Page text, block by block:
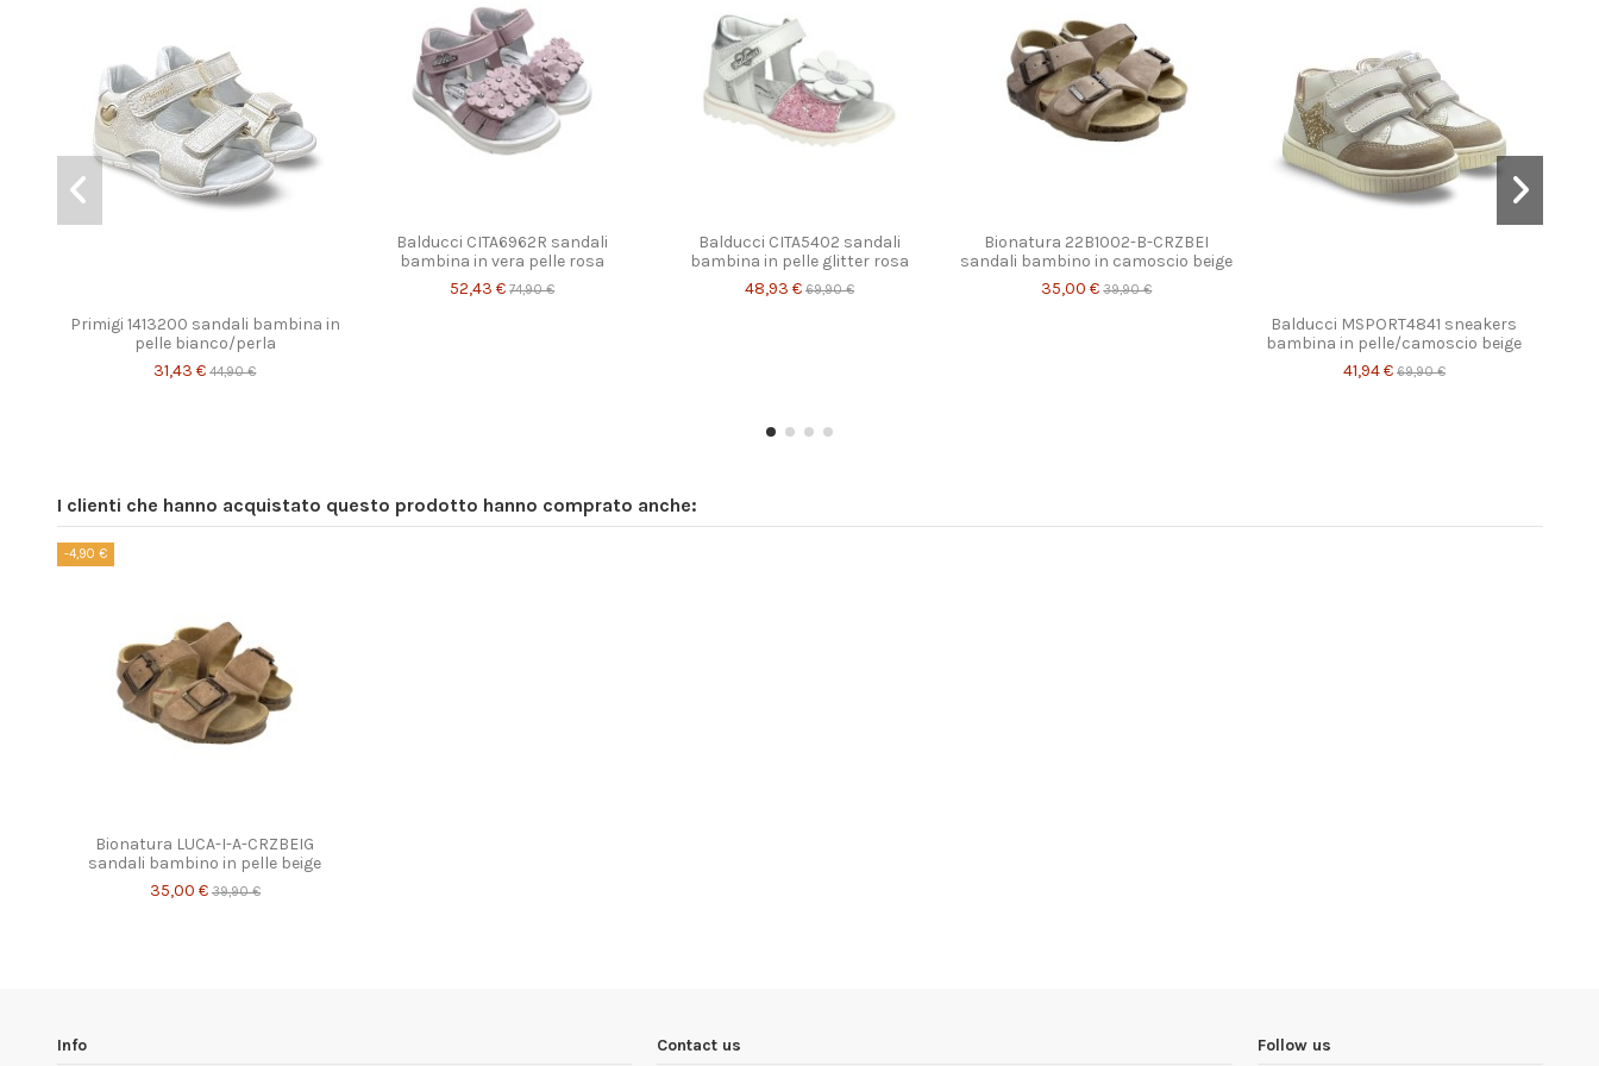
Primigi 1413200 sandali bambina in
pelle bianco/perla
31,43 €44,90 €
Balducci CITA6962R sandali
bambina in vera pelle rosa
52,43 €74,90 €
Balducci CITA5402 sandali
bambina in pelle glitter rosa
48,93 € 69,90 €
Bionatura 22B1002-B-CRZBEI
sandali bambino in camoscio beige
35,00 €39,90 €
Balducci MSPORT4841 sneakers
bambina in pelle/camoscio beige
41,94 € 69,90 €
I clienti che hanno acquistato questo prodotto hanno comprato anche:
-4,90 €
Bionatura LUCA-I-A-CRZBEIG
sandali bambino in pelle beige
35,00 € 39,90 €
Info Contact us Follow us